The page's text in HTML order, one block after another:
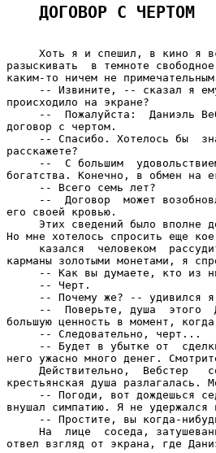
ДОГОВОР С ЧЕРТОМ